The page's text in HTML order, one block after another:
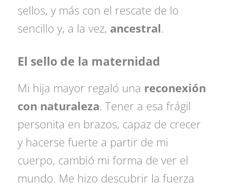
sellos, y más con el rescate de lo
sencillo y, a la vez, ancestral.
El sello de la maternidad
Mi hija mayor regaló una reconexión
con naturaleza. Tener a esa frágil
personita en brazos, capaz de crecer
y hacerse fuerte a partir de mi
cuerpo, cambió mi forma de ver el
mundo. Me hizo descubrir la fuerza